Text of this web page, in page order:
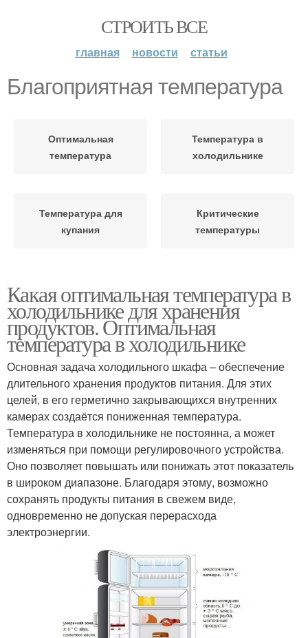
СТРОИТЬ ВСЕ
главная новости статьи
Благоприятная температура
Оптимальная
температура
Температура в
холодильнике
Температура для
купания
Критические
температуры
Какая оптимальная температура в
холодильнике для хранения
продуктов. Оптимальная
температура в холодильнике
Основная задача холодильного шкафа – обеспечение
длительного хранения продуктов питания. Для этих
целей, в его герметично закрывающихся внутренних
камерах создаётся пониженная температура.
Температура в холодильнике не постоянна, а может
изменяться при помощи регулировочного устройства.
Оно позволяет повышать или понижать этот показатель
в широком диапазоне. Благодаря этому, возможно
сохранять продукты питания в свежем виде,
одновременно не допуская перерасхода
электроэнергии.